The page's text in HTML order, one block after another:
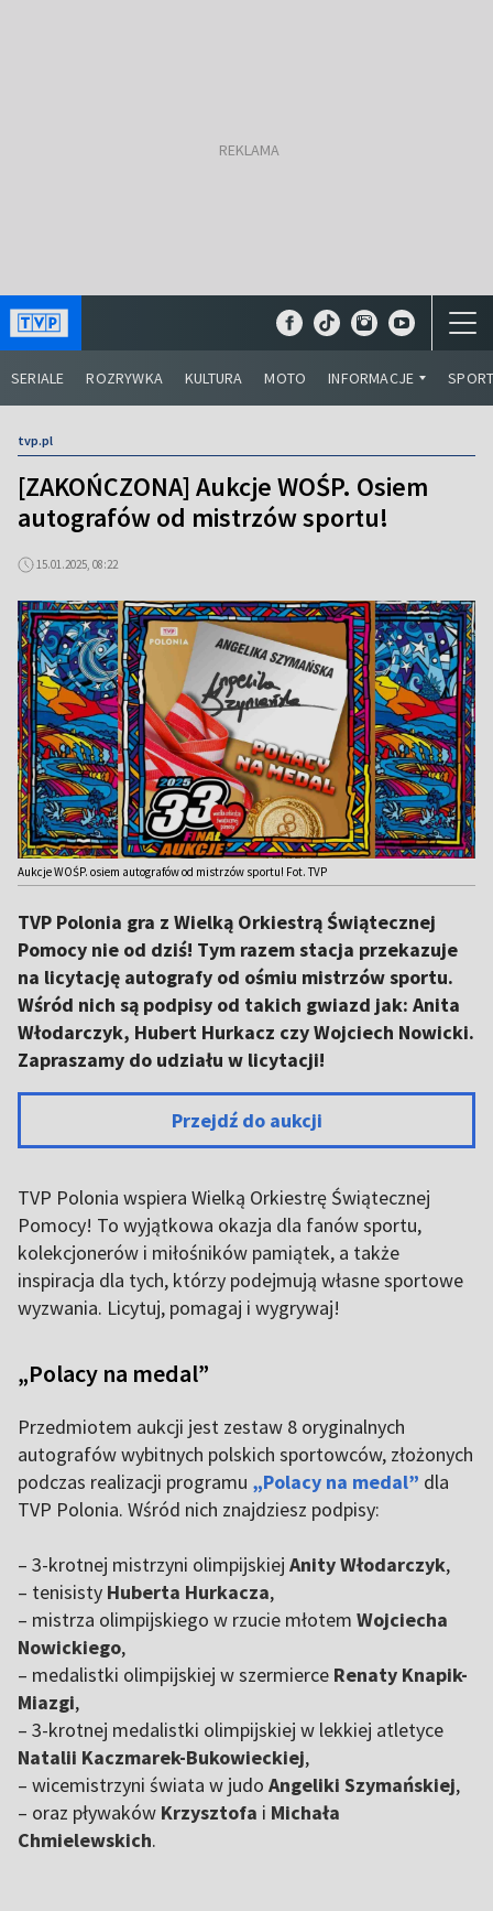
SERIALE ROZRYWKA KULTURA MOTO INFORMACJE
tvp.pl
[ZAKOŃCZONA] Aukcje WOŚP. Osiem
autografów od mistrzów sportu!
15.01.2025, 08:22
Aukcje WOŚP. osiem autografów od mistrzów sportu! Fot. TVP
TVP Polonia gra z Wielką Orkiestrą Świątecznej
Pomocy nie od dziś! Tym razem stacja przekazuje
na licytację autografy od ośmiu mistrzów sportu.
Wśród nich są podpisy od takich gwiazd jak: Anita
Włodarczyk, Hubert Hurkacz czy Wojciech Nowicki.
Zapraszamy do udziału w licytacji!
Przejdź do aukcji
TVP Polonia wspiera Wielką Orkiestrę Świątecznej
Pomocy! To wyjątkowa okazja dla fanów sportu,
kolekcjonerów i miłośników pamiątek, a także
inspiracja dla tych, którzy podejmują własne sportowe
wyzwania. Licytuj, pomagaj i wygrywaj!
„Polacy na medal”
Przedmiotem aukcji jest zestaw 8 oryginalnych
autografów wybitnych polskich sportowców, złożonych
podczas realizacji programu „Polacy na medal” dla
TVP Polonia. Wśród nich znajdziesz podpisy:
– 3-krotnej mistrzyni olimpijskiej Anity Włodarczyk,
– tenisisty Huberta Hurkacza,
– mistrza olimpijskiego w rzucie młotem Wojciecha
Nowickiego,
– medalistki olimpijskiej w szermierce Renaty Knapik-
Miazgi,
– 3-krotnej medalistki olimpijskiej w lekkiej atletyce
Natalii Kaczmarek-Bukowieckiej,
– wicemistrzyni świata w judo Angeliki Szymańskiej,
– oraz pływaków Krzysztofa i Michała
Chmielewskich.